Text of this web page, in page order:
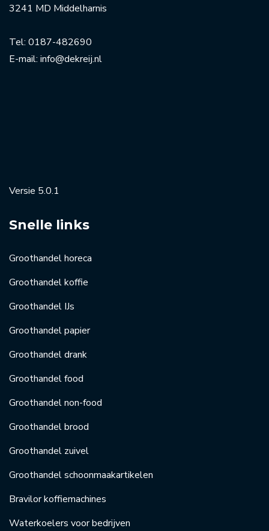
3241 MD Middelharnis
Tel: 0187-482690
E-mail: info@dekreij.nl
Versie 5.0.1
Snelle links
Groothandel horeca
Groothandel koffie
Groothandel IJs
Groothandel papier
Groothandel drank
Groothandel food
Groothandel non-food
Groothandel brood
Groothandel zuivel
Groothandel schoonmaakartikelen
Bravilor koffiemachines
Waterkoelers voor bedrijven